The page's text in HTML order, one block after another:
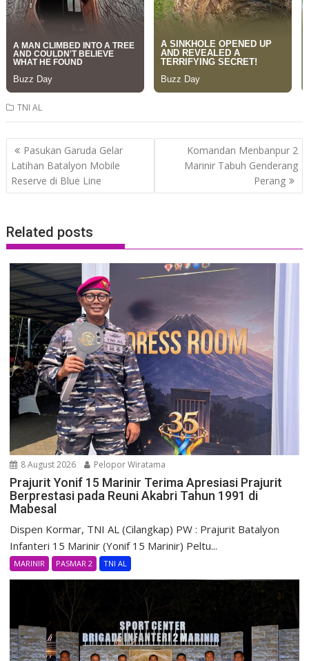
TNI AL
Post
navigation
Pasukan Garuda Gelar
Latihan Batalyon Mobile
Reserve di Blue Line
Komandan Menbanpur 2
Marinir Tabuh Genderang
Perang
Related posts
8 August 2026 Pelopor Wiratama
Prajurit Yonif 15 Marinir Terima Apresiasi Prajurit
Berprestasi pada Reuni Akabri Tahun 1991 di
Mabesal
Dispen Kormar, TNI AL (Cilangkap) PW : Prajurit Batalyon
Infanteri 15 Marinir (Yonif 15 Marinir) Peltu...
MARINIR PASMAR 2 TNI AL